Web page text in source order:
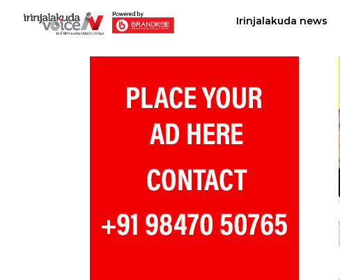
Irinjalakuda news